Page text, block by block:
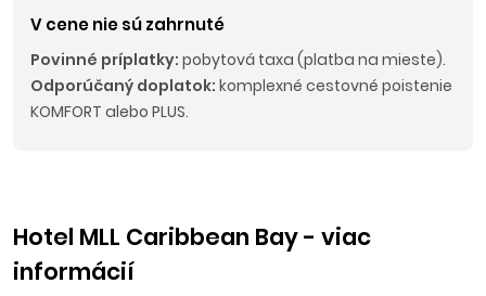
V cene nie sú zahrnuté
Povinné príplatky: pobytová taxa (platba na mieste).
Odporúčaný doplatok: komplexné cestovné poistenie
KOMFORT alebo PLUS.
Hotel MLL Caribbean Bay - viac
informácií